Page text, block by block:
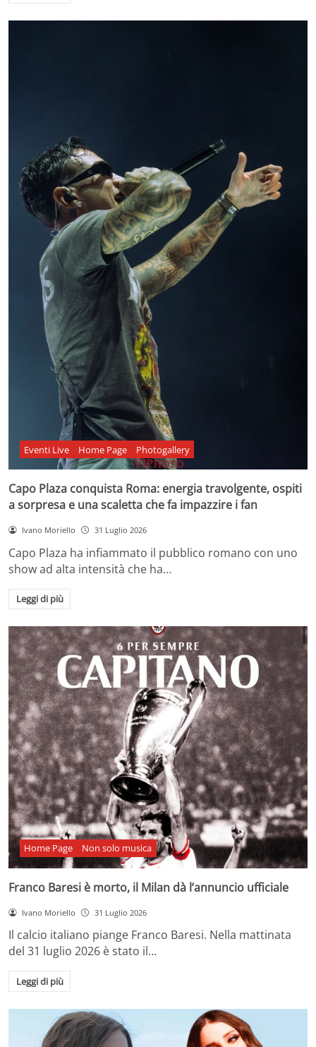
Eventi Live Home Page Photogallery
Capo Plaza conquista Roma: energia travolgente, ospiti
a sorpresa e una scaletta che fa impazzire i fan
Ivano Moriello 31 Luglio 2026
Capo Plaza ha infiammato il pubblico romano con uno
show ad alta intensità che ha…
Leggi di più
Home Page Non solo musica
Franco Baresi è morto, il Milan dà l’annuncio ufficiale
Ivano Moriello 31 Luglio 2026
Il calcio italiano piange Franco Baresi. Nella mattinata
del 31 luglio 2026 è stato il…
Leggi di più